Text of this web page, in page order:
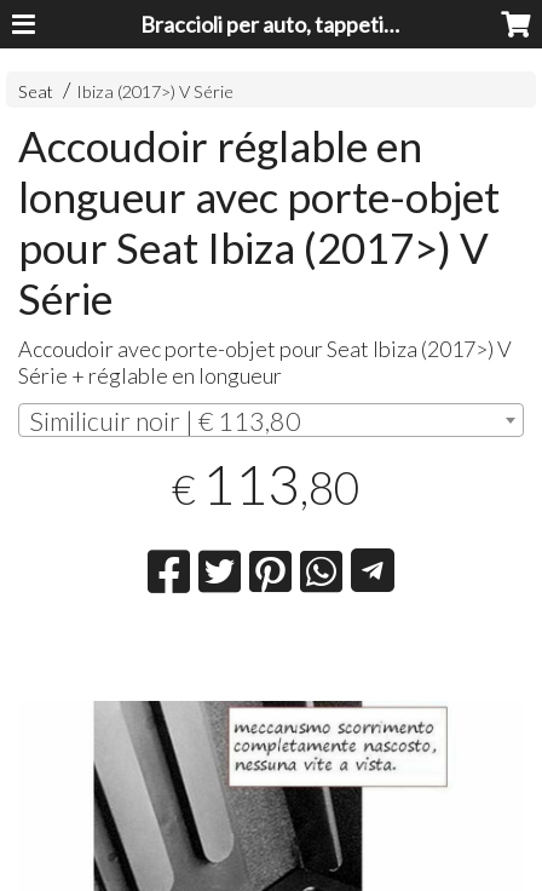
Braccioli per auto, tappeti auto, accessori auto MADE IN ITALY - Armrests, Mittelarmlehnen, Accoundoirs
Seat Ibiza (2017>) V Série
Accoudoir réglable en
longueur avec porte-objet
pour Seat Ibiza (2017>) V
Série
Accoudoir avec porte-objet pour Seat Ibiza (2017>) V
Série + réglable en longueur
Similicuir noir | € 113,80
€ 113,80